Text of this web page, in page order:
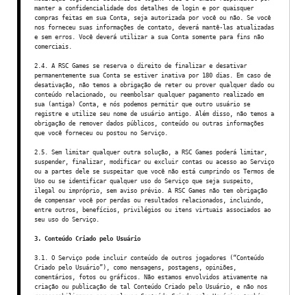
manter a confidencialidade dos detalhes de login e por quaisquer
compras feitas em sua Conta, seja autorizada por você ou não. Se você
nos forneceu suas informações de contato, deverá mantê-las atualizadas
e sem erros. Você deverá utilizar a sua Conta somente para fins não
comerciais.
2.4. A RSC Games se reserva o direito de finalizar e desativar
permanentemente sua Conta se estiver inativa por 180 dias. Em caso de
desativação, não temos a obrigação de reter ou prover qualquer dado ou
conteúdo relacionado, ou reembolsar qualquer pagamento realizado em
sua (antiga) Conta, e nós podemos permitir que outro usuário se
registre e utilize seu nome de usuário antigo. Além disso, não temos a
obrigação de remover dados públicos, conteúdo ou outras informações
que você forneceu ou postou no Serviço.
2.5. Sem limitar qualquer outra solução, a RSC Games poderá limitar,
suspender, finalizar, modificar ou excluir contas ou acesso ao Serviço
ou a partes dele se suspeitar que você não está cumprindo os Termos de
Uso ou se identificar qualquer uso do Serviço que seja suspeito,
ilegal ou impróprio, sem aviso prévio. A RSC Games não tem obrigação
de compensar você por perdas ou resultados relacionados, incluindo,
entre outros, benefícios, privilégios ou itens virtuais associados ao
seu uso do Serviço.
3. Conteúdo Criado pelo Usuário
3.1. O Serviço pode incluir conteúdo de outros jogadores (“Conteúdo
Criado pelo Usuário”), como mensagens, postagens, opiniões,
comentários, fotos ou gráficos. Não estamos envolvidos ativamente na
criação ou publicação de tal Conteúdo Criado pelo Usuário, e não nos